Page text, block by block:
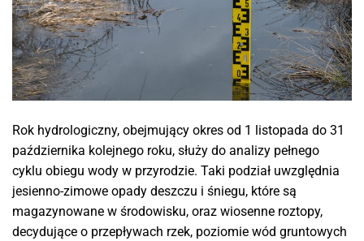
Rok hydrologiczny, obejmujący okres od 1 listopada do 31
października kolejnego roku, służy do analizy pełnego
cyklu obiegu wody w przyrodzie. Taki podział uwzględnia
jesienno-zimowe opady deszczu i śniegu, które są
magazynowane w środowisku, oraz wiosenne roztopy,
decydujące o przepływach rzek, poziomie wód gruntowych